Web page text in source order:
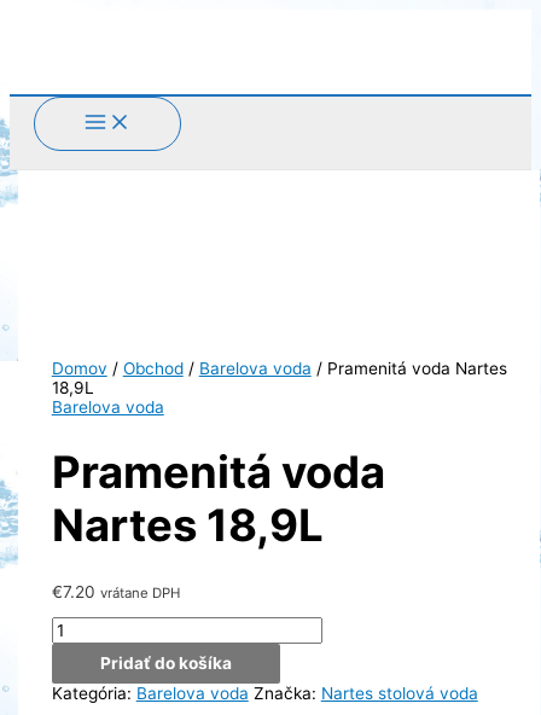
Domov / Obchod/ Barelova voda / Pramenitá voda Nartes
18,9L
Barelova voda
Pramenitá voda
Nartes 18,9L
€7.20 vrátane DPH
množstvo
Pramenitá
Nartes
18,9L
Pridať do košíka
Kategória: Barelova voda Značka: Nartes stolová voda